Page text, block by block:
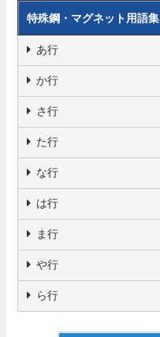
特殊鋼・マグネット用語集
あ行
か行
さ行
た行
な行
は行
ま行
や行
ら行